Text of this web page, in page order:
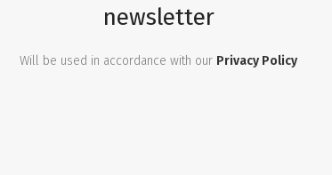
newsletter
Will be used in accordance with our Privacy Policy